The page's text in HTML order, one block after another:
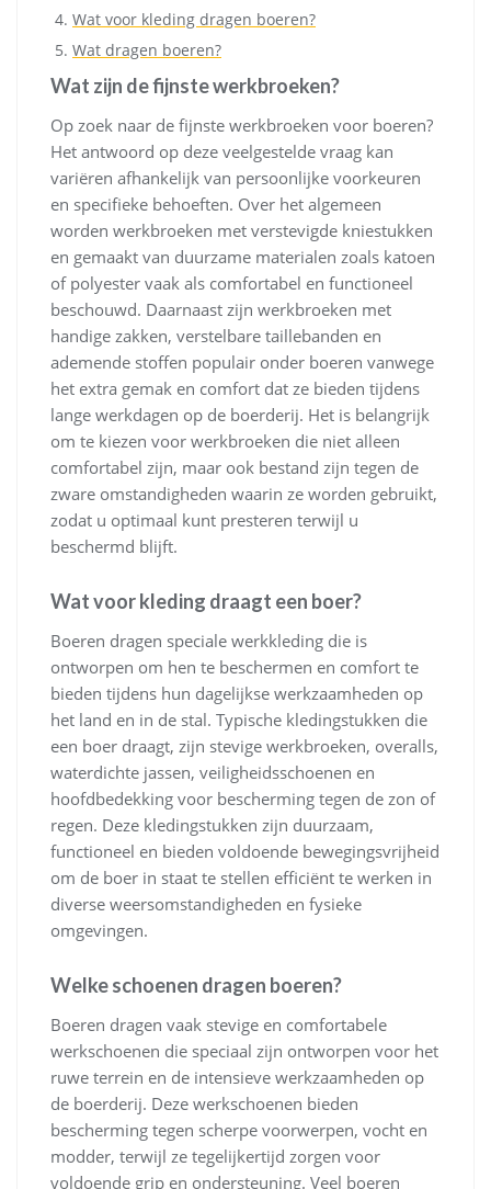
Wat voor kleding dragen boeren?
Wat dragen boeren?
Wat zijn de fijnste werkbroeken?
Op zoek naar de fijnste werkbroeken voor boeren?
Het antwoord op deze veelgestelde vraag kan
variëren afhankelijk van persoonlijke voorkeuren
en specifieke behoeften. Over het algemeen
worden werkbroeken met verstevigde kniestukken
en gemaakt van duurzame materialen zoals katoen
of polyester vaak als comfortabel en functioneel
beschouwd. Daarnaast zijn werkbroeken met
handige zakken, verstelbare taillebanden en
ademende stoffen populair onder boeren vanwege
het extra gemak en comfort dat ze bieden tijdens
lange werkdagen op de boerderij. Het is belangrijk
om te kiezen voor werkbroeken die niet alleen
comfortabel zijn, maar ook bestand zijn tegen de
zware omstandigheden waarin ze worden gebruikt,
zodat u optimaal kunt presteren terwijl u
beschermd blijft.
Wat voor kleding draagt een boer?
Boeren dragen speciale werkkleding die is
ontworpen om hen te beschermen en comfort te
bieden tijdens hun dagelijkse werkzaamheden op
het land en in de stal. Typische kledingstukken die
een boer draagt, zijn stevige werkbroeken, overalls,
waterdichte jassen, veiligheidsschoenen en
hoofdbedekking voor bescherming tegen de zon of
regen. Deze kledingstukken zijn duurzaam,
functioneel en bieden voldoende bewegingsvrijheid
om de boer in staat te stellen efficiënt te werken in
diverse weersomstandigheden en fysieke
omgevingen.
Welke schoenen dragen boeren?
Boeren dragen vaak stevige en comfortabele
werkschoenen die speciaal zijn ontworpen voor het
ruwe terrein en de intensieve werkzaamheden op
de boerderij. Deze werkschoenen bieden
bescherming tegen scherpe voorwerpen, vocht en
modder, terwijl ze tegelijkertijd zorgen voor
voldoende grip en ondersteuning. Veel boeren